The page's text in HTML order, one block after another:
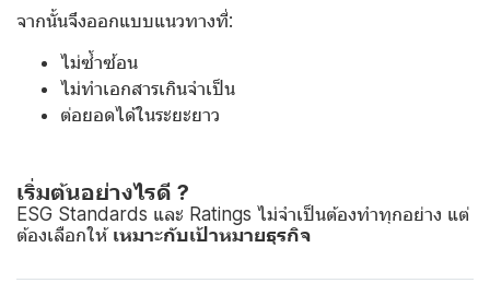
จากนั้นจึงออกแบบแนวทางที่:
ไม่ซ้ำซ้อน
ไม่ทำเอกสารเกินจำเป็น
ต่อยอดได้ในระยะยาว
เริ่มต้นอย่างไรดี ?
ESG Standards และ Ratings ไม่จำเป็นต้องทำทุกอย่าง แต่
ต้องเลือกให้ เหมาะกับเป้าหมายธุรกิจ